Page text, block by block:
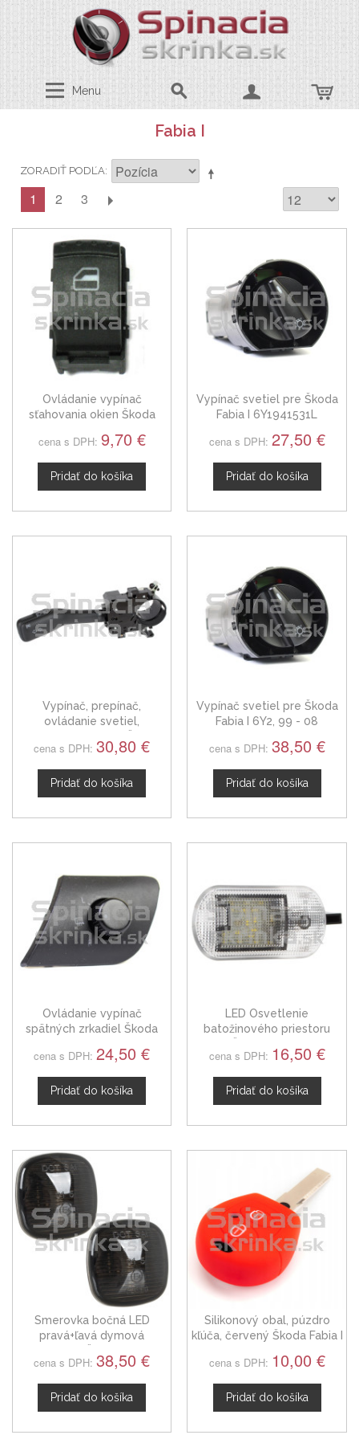
Menu
Fabia I
ZORADIŤ PODĽA
1 2 3
Ovládanie vypínač
sťahovania okien Škoda
cena s DPH: 9,70 €
Pridať do košíka
Vypínač svetiel pre Škoda
Fabia I 6Y1941531L
cena s DPH: 27,50 €
Pridať do košíka
Vypínač, prepínač,
ovládanie svetiel,
Fabia I Combi
cena s DPH: 30,80 €
Pridať do košíka
Vypínač svetiel pre Škoda
Fabia I 6Y2, 99 - 08
cena s DPH: 38,50 €
Pridať do košíka
Ovládanie vypínač
spätných zrkadiel Škoda
cena s DPH: 24,50 €
Pridať do košíka
LED Osvetlenie
batožinového priestoru
cena s DPH: 16,50 €
Pridať do košíka
Smerovka bočná LED
pravá+ľavá dymová
4D0949127
cena s DPH: 38,50 €
Pridať do košíka
Silikonový obal, púzdro
kľúča, červený Škoda Fabia I
cena s DPH: 10,00 €
Pridať do košíka